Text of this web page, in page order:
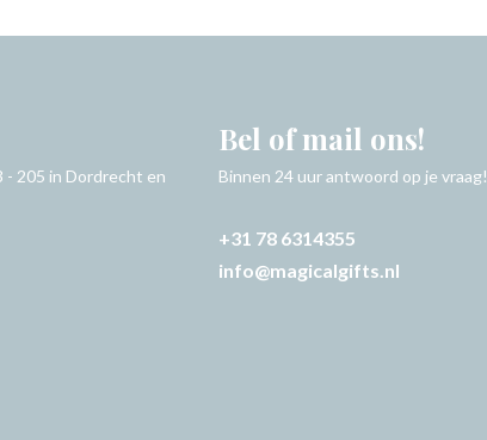
- 205 in Dordrecht en
Bel of mail ons!
Binnen 24 uur antwoord op je vraag!
+31 78 6314355
info@magicalgifts.nl